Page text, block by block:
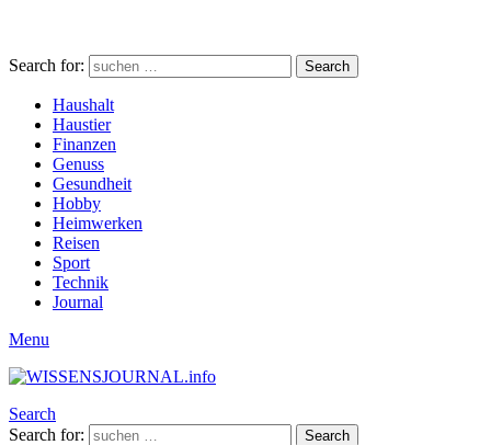
Search for: Search
Haushalt
Haustier
Finanzen
Genuss
Gesundheit
Hobby
Heimwerken
Reisen
Sport
Technik
Journal
Menu
Search
Search for:
Search